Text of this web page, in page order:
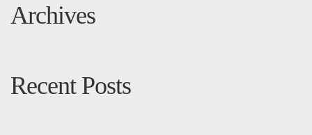
Archives
Recent Posts